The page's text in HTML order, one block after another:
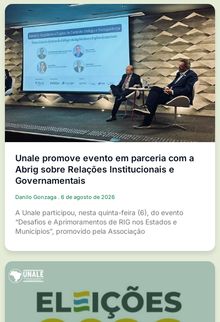
Unale promove evento em parceria com a
Abrig sobre Relações Institucionais e
Governamentais
Danilo Gonzaga 6 de agosto de 2026
A Unale participou, nesta quinta-feira (6), do evento
“Desafios e Aprimoramentos de RIG nos Estados e
Municípios”, promovido pela Associação